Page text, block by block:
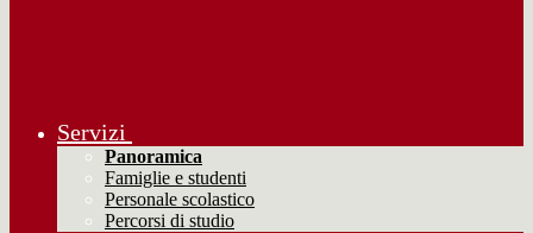
Servizi
Panoramica
Famiglie e studenti
Personale scolastico
Percorsi di studio